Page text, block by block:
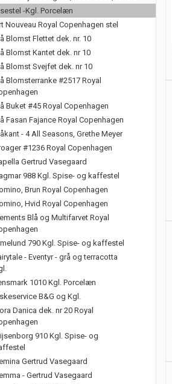
-Kgl. Porcelæn
Nouveau Royal Copenhagen stel
Blomst Flettet dek. nr. 10
Blomst Kantet dek. nr 10
Blomst Svejfet dek. nr 10
Blomsterranke #2517 Royal
Buket #45 Royal Copenhagen
Fasan Fajance Royal Copenhagen
- 4 All Seasons, Grethe Meyer
#1236 Royal Copenhagen
Gertrud Vasegaard
988 Kgl. Spise- og kaffestel
Brun Royal Copenhagen
Hvid Royal Copenhagen
Blå og Multifarvet Royal
790 Kgl. Spise- og kaffestel
- Eventyr - grå og terracotta
1010 Kgl. Porcelæn
B&G og Kgl.
Danica dek. nr 20 Royal
910 Kgl. Spise- og
Gertrud Vasegaard
- Gertrud Vasegaard